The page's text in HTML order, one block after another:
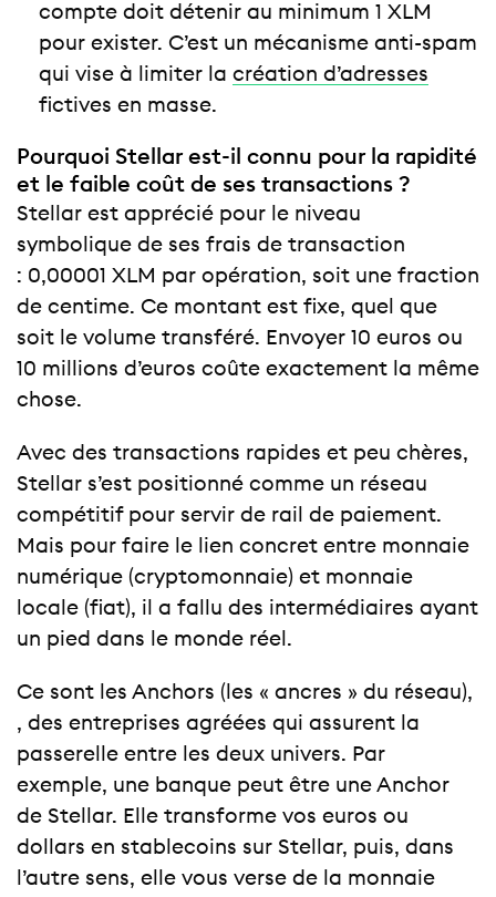
compte doit détenir au minimum 1 XLM
pour exister. C’est un mécanisme anti-spam
qui vise à limiter la création d’adresses
fictives en masse.
Pourquoi Stellar est-il connu pour la rapidité
et le faible coût de ses transactions ?
Stellar est apprécié pour le niveau
symbolique de ses frais de transaction
: 0,00001 XLM par opération, soit une fraction
de centime. Ce montant est fixe, quel que
soit le volume transféré. Envoyer 10 euros ou
10 millions d’euros coûte exactement la même
chose.
Avec des transactions rapides et peu chères,
Stellar s’est positionné comme un réseau
compétitif pour servir de rail de paiement.
Mais pour faire le lien concret entre monnaie
numérique (cryptomonnaie) et monnaie
locale (fiat), il a fallu des intermédiaires ayant
un pied dans le monde réel.
Ce sont les Anchors (les « ancres » du réseau),
, des entreprises agréées qui assurent la
passerelle entre les deux univers. Par
exemple, une banque peut être une Anchor
de Stellar. Elle transforme vos euros ou
dollars en stablecoins sur Stellar, puis, dans
l’autre sens, elle vous verse de la monnaie